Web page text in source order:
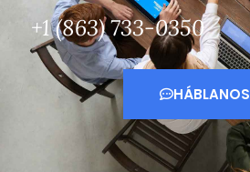
+1 (863) 733-0350
HÁBLANOS